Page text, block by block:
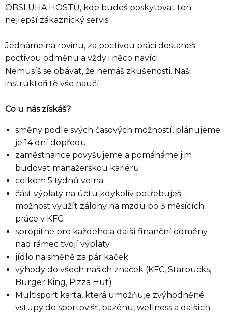
Seznam prodejen
OBSLUHA HOSTŮ, kde budeš poskytovat ten
nejlepší zákaznický servis
Jednáme na rovinu, za poctivou práci dostaneš
poctivou odměnu a vždy i něco navíc!
Nemusíš se obávat, že nemáš zkušenosti. Naši
instruktoři tě vše naučí.
Co u nás získáš?
směny podle svých časových možností, plánujeme
je 14 dní dopředu
zaměstnance povyšujeme a pomáháme jim
budovat manažerskou kariéru
celkem 5 týdnů volna
část výplaty na účtu kdykoliv potřebuješ -
možnost využít zálohy na mzdu po 3 měsících
práce v KFC
spropitné pro každého a další finanční odměny
nad rámec tvojí výplaty
jídlo na směně za pár kaček
výhody do všech našich značek (KFC, Starbucks,
Burger King, Pizza Hut)
Multisport karta, která umožňuje zvýhodněné
vstupy do sportovišť, bazénu, wellness a dalších